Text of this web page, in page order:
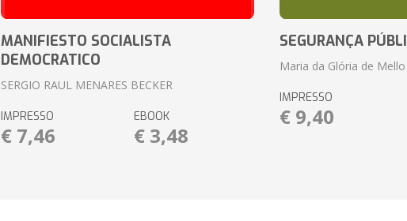
MANIFIESTO SOCIALISTA
DEMOCRATICO
SERGIO RAUL MENARES BECKER
IMPRESSO
€ 7,46
EBOOK
€ 3,48
SEGURANÇA
Maria da Glória de Mello
IMPRESSO
€ 9,40